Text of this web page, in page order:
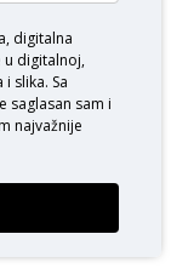
digitalna
u digitalnoj,
slika. Sa
saglasan sam i
najvažnije